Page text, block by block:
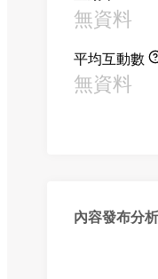
無資料
平均互動數
無資料
內容發布分析